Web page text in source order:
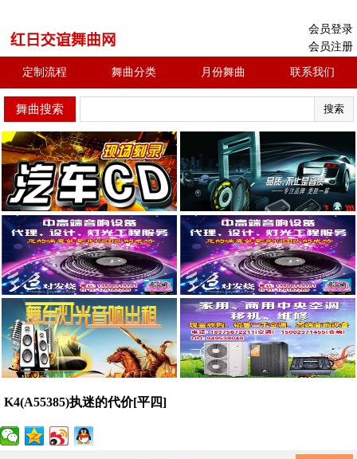
会员登录
会员注册
定制流程 舞曲分类 月份舞曲 联系我们
舞曲搜索
K4(A55385)执迷的代价[平四]